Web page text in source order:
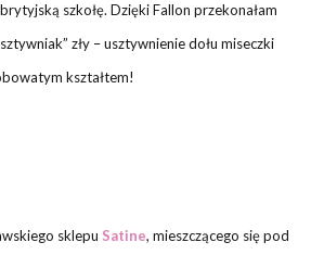
szkołę. Dzięki Fallon przekonałam
zły – usztywnienie dołu miseczki
kształtem!
sklepu Satine, mieszczącego się pod